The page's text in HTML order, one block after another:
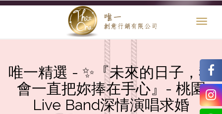
唯一精選 - ✨『未來的日子，我
會一直把妳捧在手心』- 桃園
Live Band深情演唱求婚